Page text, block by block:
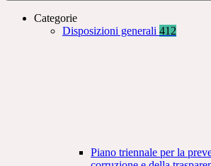
Categorie
Disposizioni generali 412
Piano triennale per la